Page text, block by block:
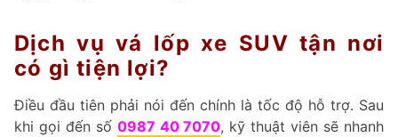
Dịch vụ vá lốp xe SUV tận nơi
có gì tiện lợi?
Điều đầu tiên phải nói đến chính là tốc độ hỗ trợ. Sau
khi gọi đến số 0987 40 7070, kỹ thuật viên sẽ nhanh